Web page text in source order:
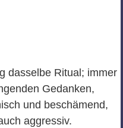
dasselbe Ritual; immer
Gedanken,
und beschämend,
aggressiv.